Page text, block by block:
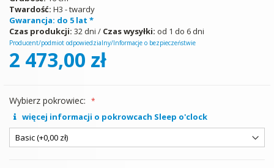
Twardość: H3 - twardy
Gwarancja: do 5 lat *
Czas produkcji: 32 dni / Czas wysyłki: od 1 do 6 dni
Producent/podmiot odpowiedzialny/Informacje o bezpieczeństwie
2 473,00 zł
Wybierz pokrowiec:
więcej informacji o pokrowcach Sleep o'clock